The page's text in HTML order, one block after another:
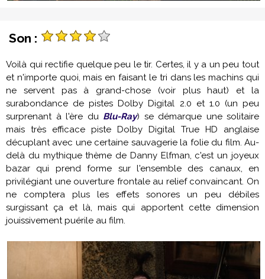
Son :
Voilà qui rectifie quelque peu le tir. Certes, il y a un peu tout
et n'importe quoi, mais en faisant le tri dans les machins qui
ne servent pas à grand-chose (voir plus haut) et la
surabondance de pistes Dolby Digital 2.0 et 1.0 (un peu
surprenant à l'ère du Blu-Ray) se démarque une solitaire
mais très efficace piste Dolby Digital True HD anglaise
décuplant avec une certaine sauvagerie la folie du film. Au-
delà du mythique thème de Danny Elfman, c'est un joyeux
bazar qui prend forme sur l'ensemble des canaux, en
privilégiant une ouverture frontale au relief convaincant. On
ne comptera plus les effets sonores un peu débiles
surgissant ça et là, mais qui apportent cette dimension
jouissivement puérile au film.